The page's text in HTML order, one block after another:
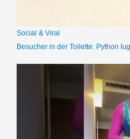
Social & Viral
Besucher in der Toilette: Python